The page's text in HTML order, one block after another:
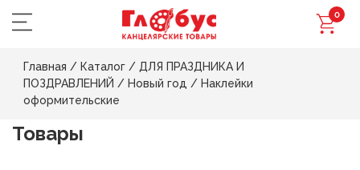
0
Главная / Каталог / ДЛЯ ПРАЗДНИКА И
ПОЗДРАВЛЕНИЙ / Новый год / Наклейки
оформительские
Товары